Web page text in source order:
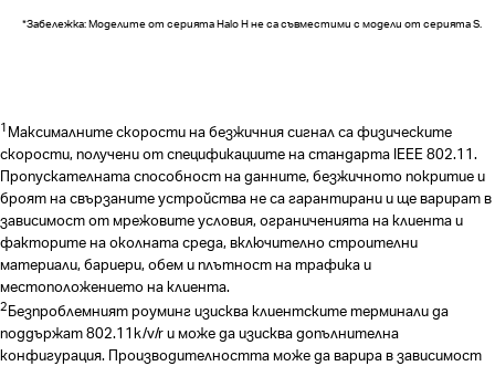
*Забележка: Моделите от серията Halo H не са съвместими с модели от серията S.
1 Максималните скорости на безжичния сигнал са физическите
скорости, получени от спецификациите на стандарта IEEE 802.11.
Пропускателната способност на данните, безжичното покритие и
броят на свързаните устройства не са гарантирани и ще варират в
зависимост от мрежовите условия, ограниченията на клиента и
факторите на околната среда, включително строителни
материали, бариери, обем и плътност на трафика и
местоположението на клиента.
2Безпроблемният роуминг изисква клиентските терминали да
поддържат 802.11k/v/r и може да изисква допълнителна
конфигурация. Производителността може да варира в зависимост